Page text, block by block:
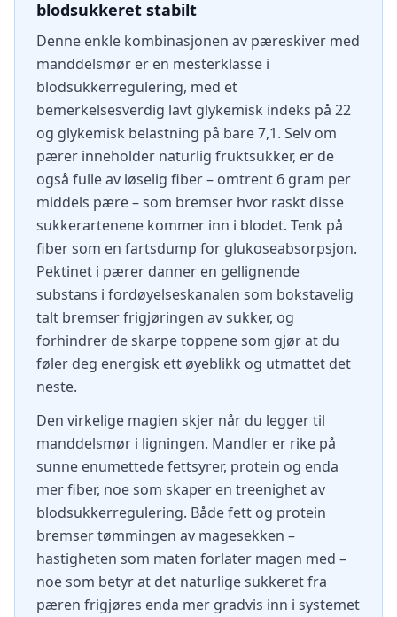
blodsukkeret stabilt
Denne enkle kombinasjonen av pæreskiver med
manddelsmør er en mesterklasse i
blodsukkerregulering, med et
bemerkelsesverdig lavt glykemisk indeks på 22
og glykemisk belastning på bare 7,1. Selv om
pærer inneholder naturlig fruktsukker, er de
også fulle av løselig fiber – omtrent 6 gram per
middels pære – som bremser hvor raskt disse
sukkerartenene kommer inn i blodet. Tenk på
fiber som en fartsdump for glukoseabsorpsjon.
Pektinet i pærer danner en gellignende
substans i fordøyelseskanalen som bokstavelig
talt bremser frigjøringen av sukker, og
forhindrer de skarpe toppene som gjør at du
føler deg energisk ett øyeblikk og utmattet det
neste.
Den virkelige magien skjer når du legger til
manddelsmør i ligningen. Mandler er rike på
sunne enumettede fettsyrer, protein og enda
mer fiber, noe som skaper en treenighet av
blodsukkerregulering. Både fett og protein
bremser tømmingen av magesekken –
hastigheten som maten forlater magen med –
noe som betyr at det naturlige sukkeret fra
pæren frigjøres enda mer gradvis inn i systemet